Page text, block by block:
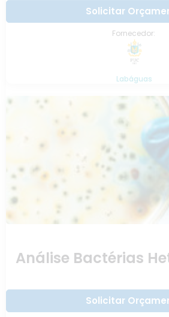
Solicitar
Fornecedor:
Labáguas
Análise Bactérias
Solicitar